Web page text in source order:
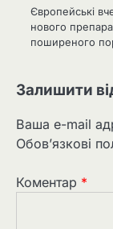
Європейські
нового
поширеного
Залишити
Ваша e-mail
Обов’язкові
Коментар *